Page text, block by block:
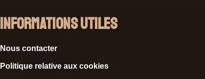
Informations Utiles
Nous contacter
Politique relative aux cookies